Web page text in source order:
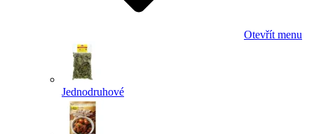
Otevřít menu
Jednodruhové